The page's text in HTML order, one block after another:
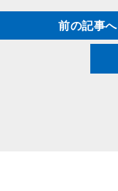
前の記事へ